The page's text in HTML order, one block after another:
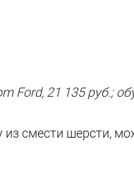
Ford, 21 135 руб.;
смести шерсти,